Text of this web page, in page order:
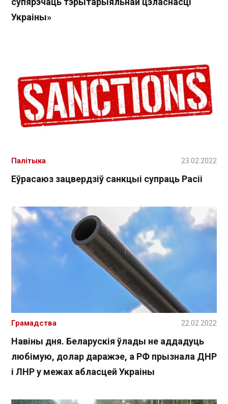
Украіны»
Еўрасаюз зацвердзіў санкцыі супраць Расіі
Палітыка 23.02.2022
Навіны дня. Беларускія ўлады не аддадуць
любімую, долар даражэе, а РФ прызнала ДНР
і ЛНР у межах абласцей Украіны
Грамадства 22.02.2022